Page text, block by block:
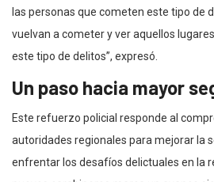
las personas que cometen este tipo de
vuelvan a cometer y ver aquellos
este tipo de delitos”, expresó.
Un paso hacia mayor
Este refuerzo policial responde al
autoridades regionales para mejorar la
enfrentar los desafíos delictuales en la